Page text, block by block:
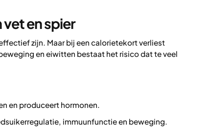
en spier
zijn. Maar bij een calorietekort verliest
en eiwitten bestaat het risico dat te veel
en produceert hormonen.
immuunfunctie en beweging.